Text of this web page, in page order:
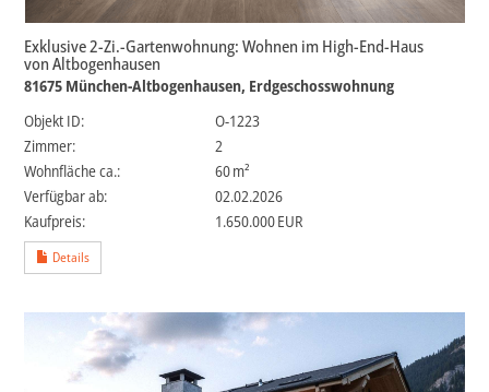
Exklusive 2-Zi.-Gartenwohnung: Wohnen im High-End-Haus
von Altbogenhausen
81675 München-Altbogenhausen, Erdgeschosswohnung
Objekt ID:
O-1223
Zimmer:
2
Wohnfläche ca.:
60 m²
Verfügbar ab:
02.02.2026
Kaufpreis:
1.650.000 EUR
Details